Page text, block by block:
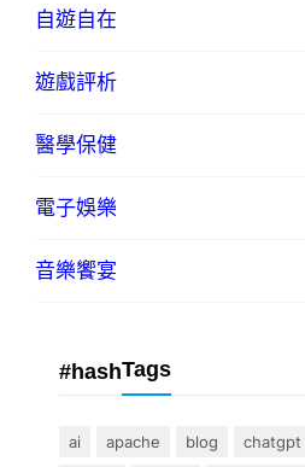
自遊自在
遊戲評析
醫學保健
電子娛樂
音樂饗宴
#hashTags
ai apache blog chatgpt